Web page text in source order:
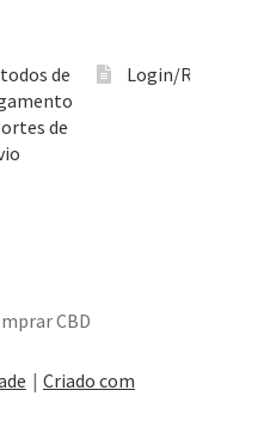
de
de
Login/Registo
CBD
Criado com